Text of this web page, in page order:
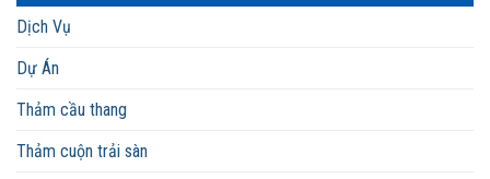
Dịch Vụ
Dự Án
Thảm cầu thang
Thảm cuộn trải sàn